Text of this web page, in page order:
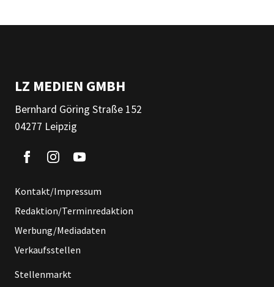
LZ MEDIEN GMBH
Bernhard Göring Straße 152
04277 Leipzig
Kontakt/Impressum
Redaktion/Terminredaktion
Werbung/Mediadaten
Verkaufsstellen
Stellenmarkt